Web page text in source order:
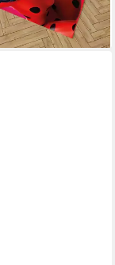
2-3 Werktagen bei dir